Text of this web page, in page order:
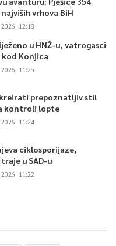
vrhova BiH
12:18
u HNŽ-u, vatrogasci
Konjica
11:25
kreirati prepoznatljiv stil
kontroli lopte
11:24
ciklosporijaze,
u SAD-u
11:22